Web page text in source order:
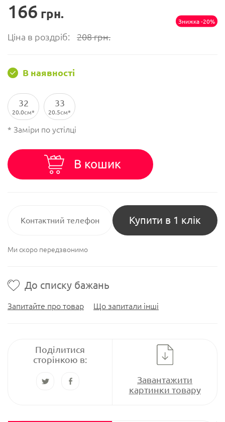
166 грн.
Ціна в роздріб: 208грн.
Знижка -20%
В наявності
32
20.0см
33
20.5см
* Заміри по устілці
В кошик
Купити в 1 клік
Ми скоро передзвонимо
До списку бажань
Запитайте про товар Що запитали інші
Поділитися
сторінкою в:
Завантажити
картинки товару